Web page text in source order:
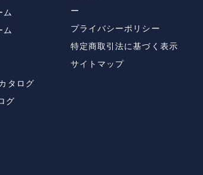
ム
ム
タログ
グ
ー
プライバシーポリシー
特定商取引法に基づく表示
サイトマップ